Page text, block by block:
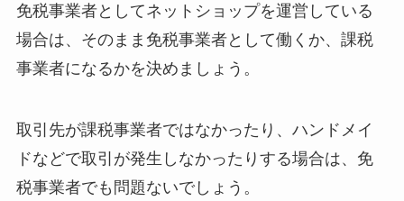
免税事業者としてネットショップを運営している
場合は、そのまま免税事業者として働くか、課税
事業者になるかを決めましょう。
取引先が課税事業者ではなかったり、ハンドメイ
ドなどで取引が発生しなかったりする場合は、免
税事業者でも問題ないでしょう。